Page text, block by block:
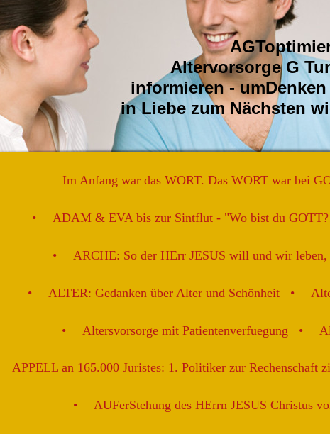
Altervorsorge G
informieren - umDenken -
in Liebe zum Nächsten
Im Anfang war das WORT. Das WORT war bei
ADAM & EVA bis zur Sintflut - "Wo bist du
ARCHE: So der HErr JESUS will und wir
ALTER: Gedanken über Alter und Schönheit
Altersvorsorge mit Patientenverfuegung
APPELL an 165.000 Juristes: 1. Politiker zur Rechenschaft
AUFerStehung des HErrn JESUS Christus